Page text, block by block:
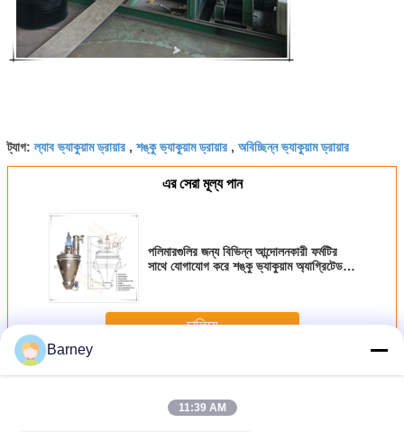
ট্যাগ:ল্যাব ভ্যাকুয়াম ড্রায়ার , শঙ্কু ভ্যাকুয়াম ড্রায়ার , অবিচ্ছিন্ন ভ্যাকুয়াম ড্রায়ার
এর সেরা মূল্য পান
পলিমারগুলির জন্য বিভিন্ন আন্দোলনকারী ফর্মটির
সাথে যোগাযোগ করে শঙ্কু ভ্যাকুয়াম অ্যাগ্রিটেড
চালিয়ে
অধিকভ্যাকুয়াম অ্যাগ্রিটেড ড্রায়ার
Barney
11:39 AM